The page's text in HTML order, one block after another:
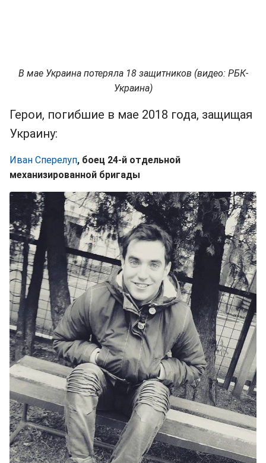
В мае Украина потеряла 18 защитников (видео: РБК-
Украина)
Герои, погибшие в мае 2018 года, защищая
Украину:
Иван Сперелуп, боец 24-й отдельной
механизированной бригады